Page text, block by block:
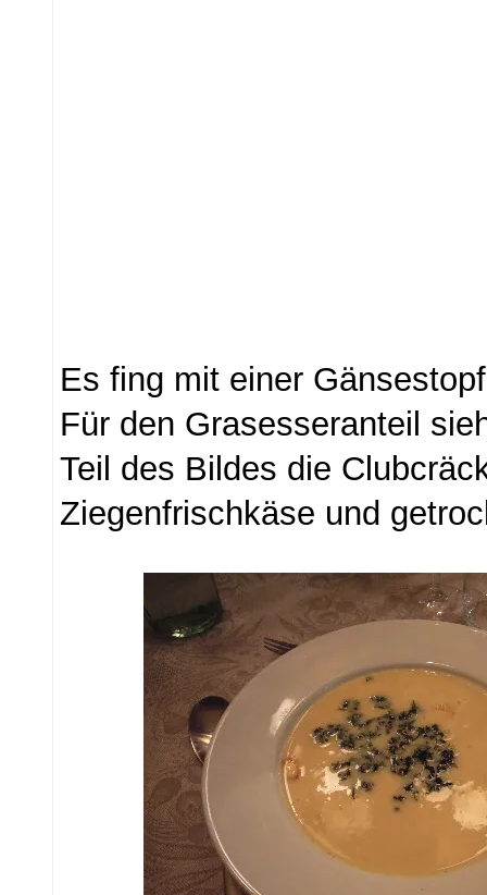
Es fing mit einer
Für den Grasesseranteil
Teil des Bildes die
Ziegenfrischkäse und